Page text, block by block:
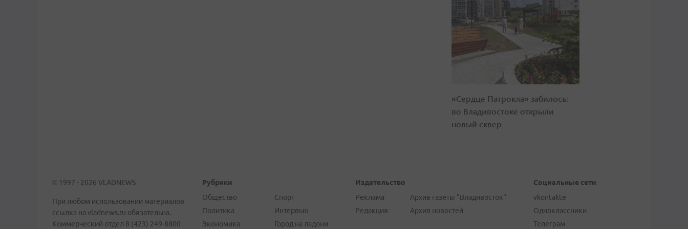
«Сердце Патрокла» забилось:
во Владивостоке открыли
новый сквер
© 1997 - 2026 VLADNEWS
При любом использовании материалов
ссылка на vladnews.ru обязательна.
Коммерческий отдел 8 (423) 249-8800
Рубрики
Общество
Политика
Экономика
Спорт
Интервью
Город на ладони
Издательство
Реклама
Редакция
Архив газеты "Владивосток"
Архив новостей
Социальные сети
vkontakte
Одноклассники
Телеграм